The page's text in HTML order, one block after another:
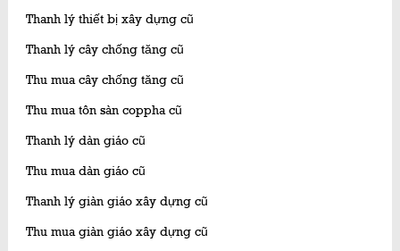
Thanh lý thiết bị xây dựng cũ
Thanh lý cây chống tăng cũ
Thu mua cây chống tăng cũ
Thu mua tôn sàn coppha cũ
Thanh lý dàn giáo cũ
Thu mua dàn giáo cũ
Thanh lý giàn giáo xây dựng cũ
Thu mua giàn giáo xây dựng cũ